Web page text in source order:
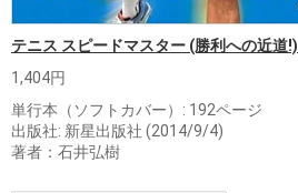
テニス スピードマスター (勝利への近道!)
1,404円
単行本（ソフトカバー）: 192ページ
出版社: 新星出版社 (2014/9/4)
著者：石井弘樹